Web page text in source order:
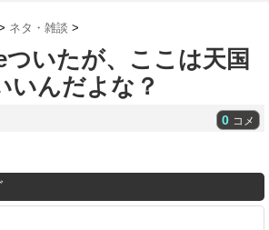
ネタ・雑談 >
ついたが、ここは天国
いんだよな？
0 コメ